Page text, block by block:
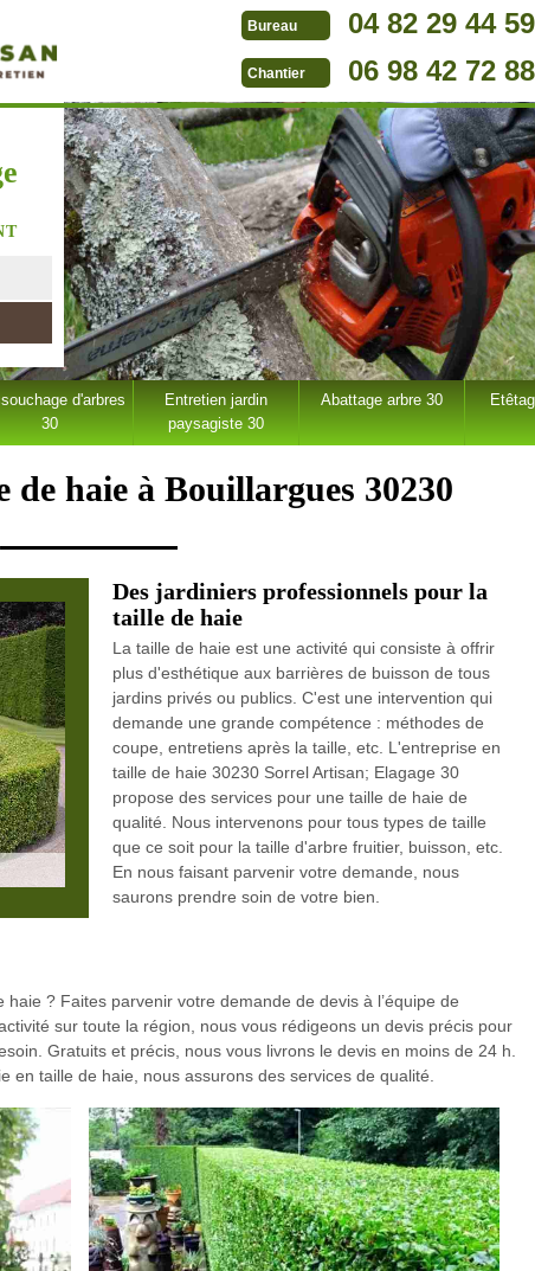
Bureau 04 82 29 44 59
Chantier 06 98 42 72 88
d'arbres
30
Entretien jardin
paysagiste 30
Abattage arbre 30
haie à Bouillargues 30230
Des jardiniers professionnels pour la
taille de haie
La taille de haie est une activité qui consiste à offrir
plus d'esthétique aux barrières de buisson de tous
jardins privés ou publics. C'est une intervention qui
demande une grande compétence : méthodes de
coupe, entretiens après la taille, etc. L'entreprise en
taille de haie 30230 Sorrel Artisan; Elagage 30
propose des services pour une taille de haie de
qualité. Nous intervenons pour tous types de taille
que ce soit pour la taille d'arbre fruitier, buisson, etc.
En nous faisant parvenir votre demande, nous
saurons prendre soin de votre bien.
? Faites parvenir votre demande de devis à l’équipe de
sur toute la région, nous vous rédigeons un devis précis pour
Gratuits et précis, nous vous livrons le devis en moins de 24 h.
en taille de haie, nous assurons des services de qualité.